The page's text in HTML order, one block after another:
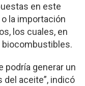
en este
la importación
los cuales, en
biocombustibles.
podría generar un
del aceite”, indicó